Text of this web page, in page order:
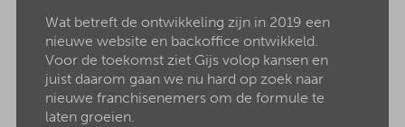
Wat betreft de ontwikkeling zijn in 2019 een
nieuwe website en backoffice ontwikkeld.
Voor de toekomst ziet Gijs volop kansen en
juist daarom gaan we nu hard op zoek naar
nieuwe franchisenemers om de formule te
laten groeien.